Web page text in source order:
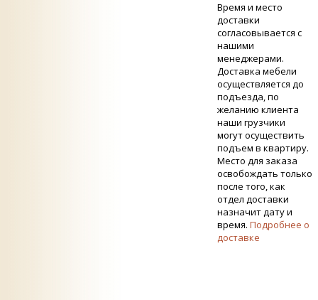
Время и место
доставки
согласовывается с
нашими
менеджерами.
Доставка мебели
осуществляется до
подъезда, по
желанию клиента
наши грузчики
могут осуществить
подъем в квартиру.
Место для заказа
освобождать только
после того, как
отдел доставки
назначит дату и
время. Подробнее о
доставке